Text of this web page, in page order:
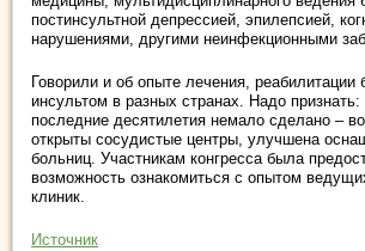
постинсультной депрессией, эпилепсией,
нарушениями, другими неинфекционными
Говорили и об опыте лечения, реабилитации
инсультом в разных странах. Надо
последние десятилетия немало сделано –
открыты сосудистые центры, улучшена
больниц. Участникам конгресса была
возможность ознакомиться с опытом
клиник.
Источник